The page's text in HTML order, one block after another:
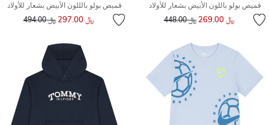
قميص بولو باللون الأبيض بشعار للأولاد
﷼ 269.00 سعر مخفض من﷼ 448.00
قميص بولو بالللون الأبيض بشعار للأولاد
﷼ 297.00 سعر مخفض من
﷼ 494.00 إلى